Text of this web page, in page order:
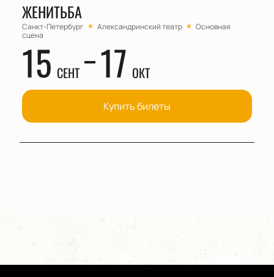
ЖЕНИТЬБА
Санкт-Петербург Александринский театр
Основная
сцена
15 СЕНТ 17 ОКТ
Купить билеты